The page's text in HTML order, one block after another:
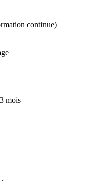
continue)
mois